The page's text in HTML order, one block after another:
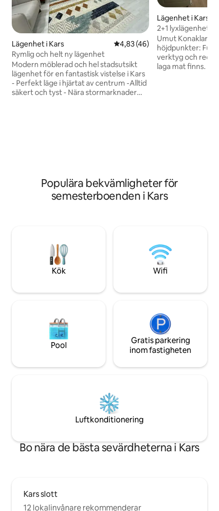
Lägenhet i Kars 4,83 av 5 i genomsnittligt
4,83 (46)
Rymlig och helt ny lägenhet
Modern möblerad och hel stadsutsikt
lägenhet för en fantastisk vistelse i Kars
- Perfekt läge i hjärtat av centrum -Alltid
säkert och tyst - Nära stormarknader
Lägenhet i Kars
2+1 lyxlägenhet i
kampanjpris
Umut Konakları Välkommen! Husets
höjdpunkter: Fullt utrustat kök: Alla
verktyg och
laga mat finns.
Populära bekvämligheter för
semesterboenden i Kars
Kök Wifi
Pool
Gratis parkering
inom fastigheten
Luftkonditionering
Bo nära de bästa sevärdheterna i Kars
Kars slott
12 lokalinvånare rekommenderar